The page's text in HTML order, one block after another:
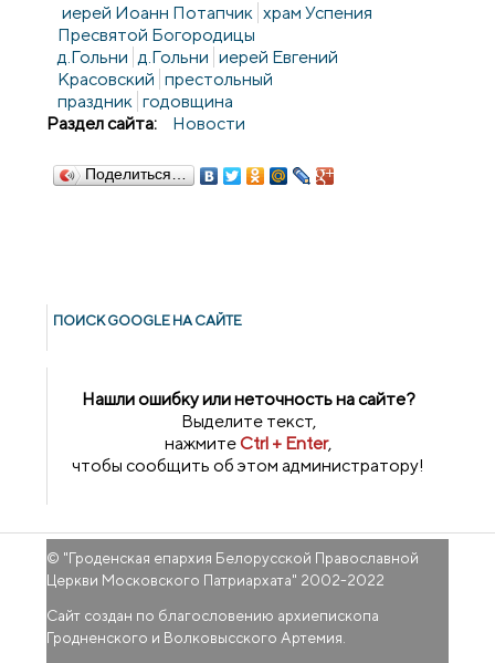
иерей Иоанн Потапчик храм Успения
Пресвятой Богородицы
д.Гольни д.Гольни иерей Евгений
Красовский престольный
праздник годовщина
Раздел сайта:
Новости
Поделиться…
ПОИСК GOОGLE НА САЙТЕ
Нашли ошибку или неточность на сайте?
Выделите текст,
нажмитеCtrl + Enter,
чтобы сообщить об этом администратору!
© "Гроденская епархия Белорусской Православной
Церкви Московского Патриархата" 2002-2022
Сайт создан по благословению архиепископа
Гродненского и Волковысского Артемия.